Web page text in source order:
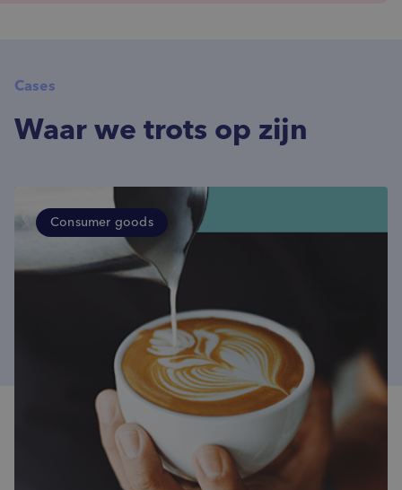
Waar we trots op zijn
Cases
Consumer goods